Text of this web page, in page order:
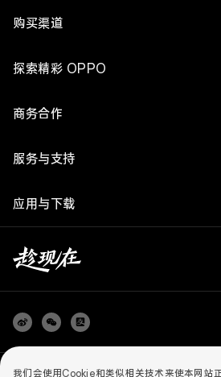
我们会使用Cookie和类似相关技术来使本网站
Find N6
Reno16 系列
OPPO Pad 6
OPPO Enco X3
查看全部手机
购买渠道
线下体验店
官方授权网店
探索精彩 OPPO
关于 OPPO
欢太
新闻中心
OPPO 社区
加入我们
AI 手机白皮书
知识产权
商务合作
企业业务
廉洁举报
媒体联络
采购平台
服务与支持
联系我们
服务中心查询
用户手册
云服务
以旧换新
服务政策
应用与下载
预装应用查询
realme 升级工具
隐私政策 儿童个人信息保护政策 用户